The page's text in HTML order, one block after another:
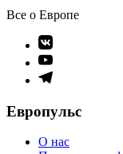
Все о Европе
Элемент
меню
Элемент
меню
Элемент
Европульс
О нас